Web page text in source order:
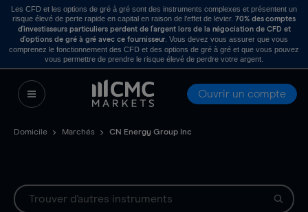
Les CFD et les options de gré à gré sont des instruments complexes et présentent un
risque élevé de perte rapide en capital en raison de l’effet de levier. 70% des comptes
d’investisseurs particuliers perdent de l’argent lors de la négociation de CFD et
d’options de gré à gré avec ce fournisseur . Vous devez vous assurer que vous
comprenez le fonctionnement des CFD et des options de gré à gré et que vous pouvez
vous permettre de prendre le risque élevé de perdre votre argent.
Ouvrir un compte
Domicile Marchés CN Energy Group Inc